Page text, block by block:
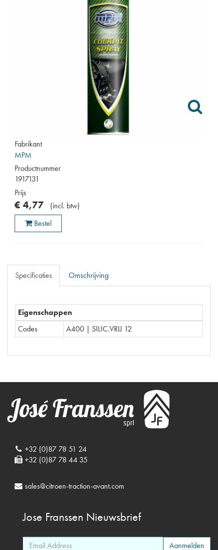
Fabrikant
MPM
Productnummer
1917131
Prijs
€ 4,77 (incl. btw)
Bestel
Specificaties Omschrijving
Eigenschappen
Codes
A400 | SILIC.VRIJ 12
+32 (0)87 78 51 24
+32 (0)87 78 44 35
sales@citroen-traction-avant.com
Jose Franssen Nieuwsbrief